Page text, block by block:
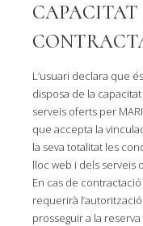
CAPACITAT
L’usuari declara que
disposa de la
serveis oferts per
que accepta la
la seva totalitat les
lloc web i dels serveis
En cas de
requerirà
prosseguir a la